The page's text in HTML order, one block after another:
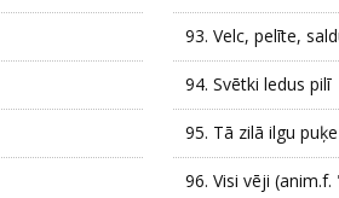
93. Velc, pelīte,
94. Svētki ledus pilī
95. Tā zilā ilgu
96. Visi vēji